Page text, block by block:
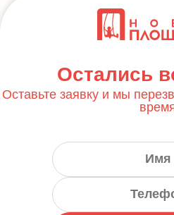
Остались
Оставьте заявку и мы